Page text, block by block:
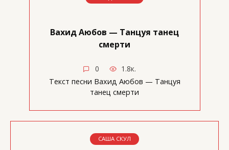
Вахид Аюбов — Танцуя танец
смерти
0
1.8к.
Текст песни Вахид Аюбов — Танцуя
танец смерти
САША СКУЛ